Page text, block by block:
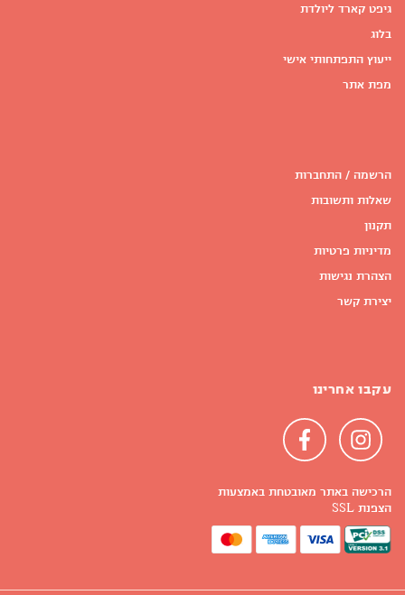
גיפט קארד ליולדת
בלוג
ייעוץ התפתחותי אישי
מפת אתר
הרשמה / התחברות
שאלות ותשובות
תקנון
מדיניות פרטיות
הצהרת נגישות
יצירת קשר
עקבו אחרינו
הרכישה באתר מאובטחת באמצעות
הצפנת SSL